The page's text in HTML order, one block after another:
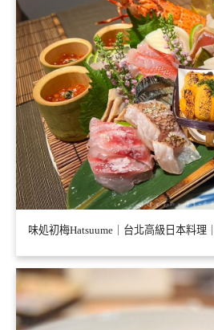
味処初梅Hatsuume｜台北高級日本料理